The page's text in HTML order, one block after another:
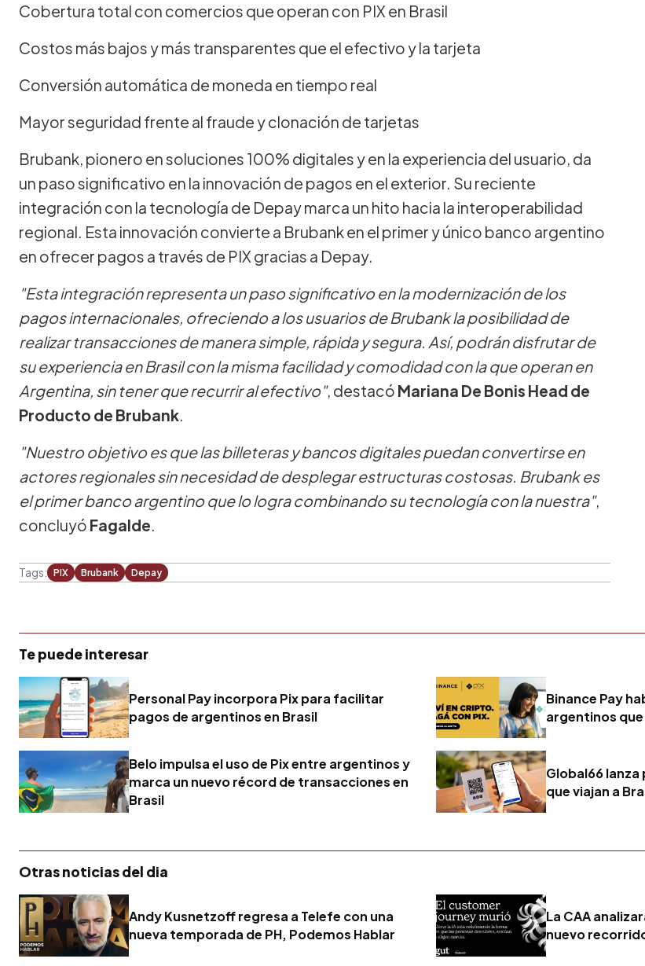
Cobertura total con comercios que operan con PIX en Brasil
Costos más bajos y más transparentes que el efectivo y la tarjeta
Conversión automática de moneda en tiempo real
Mayor seguridad frente al fraude y clonación de tarjetas
Brubank, pionero en soluciones 100% digitales y en la experiencia del usuario, da
un paso significativo en la innovación de pagos en el exterior. Su reciente
integración con la tecnología de Depay marca un hito hacia la interoperabilidad
regional. Esta innovación convierte a Brubank en el primer y único banco argentino
en ofrecer pagos a través de PIX gracias a Depay.
"Esta integración representa un paso significativo en la modernización de los
pagos internacionales, ofreciendo a los usuarios de Brubank la posibilidad de
realizar transacciones de manera simple, rápida y segura. Así, podrán disfrutar de
su experiencia en Brasil con la misma facilidad y comodidad con la que operan en
Argentina, sin tener que recurrir al efectivo", destacó Mariana De Bonis Head de
Producto de Brubank.
"Nuestro objetivo es que las billeteras y bancos digitales puedan convertirse en
actores regionales sin necesidad de desplegar estructuras costosas. Brubank es
el primer banco argentino que lo logra combinando su tecnología con la nuestra",
concluyó Fagalde.
Tags: PIX Brubank Depay
Te puede interesar
Personal Pay incorpora Pix para facilitar
pagos de argentinos en Brasil
Binance Pay
argentinos que
Belo impulsa el uso de Pix entre argentinos y
marca un nuevo récord de transacciones en
Brasil
Global66
que viajan a
Otras noticias del dia
Andy Kusnetzoff regresa a Telefe con una
nueva temporada de PH, Podemos Hablar
La CAA
nuevo